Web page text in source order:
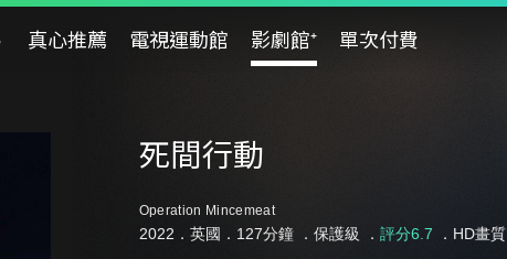
真心推薦 電視運動館 影劇館⁺ 單次付費
死間行動
Operation Mincemeat
2022．英國．127分鐘 ． 保護級 ． 評分6.7 ．HD畫質